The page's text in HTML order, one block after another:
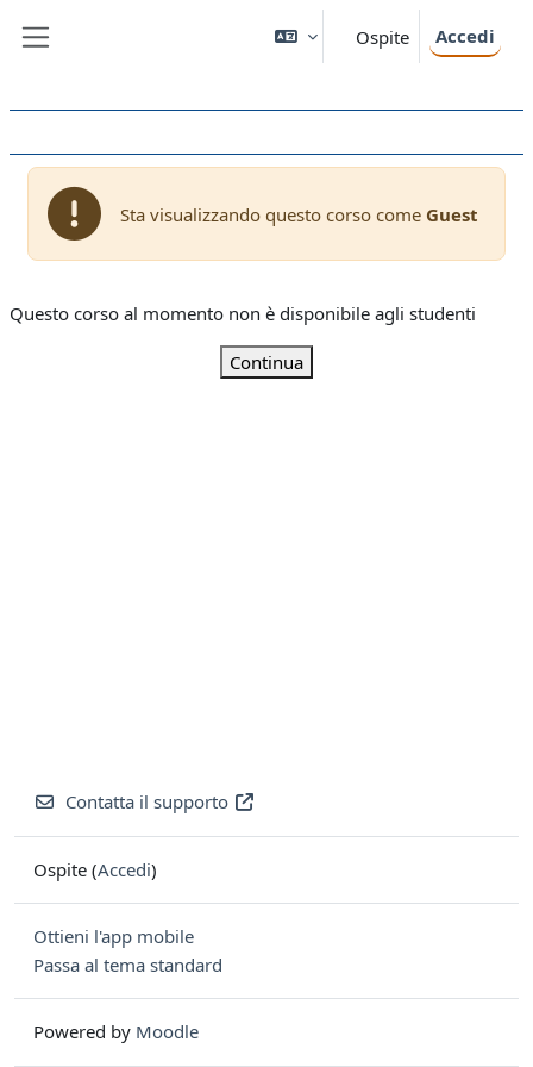
Ospite Accedi
Sta visualizzando questo corso come Guest
Questo corso al momento non è disponibile agli studenti
Continua
Contatta il supporto
Ospite (Accedi)
Ottieni l'app mobile
Passa al tema standard
Powered by Moodle